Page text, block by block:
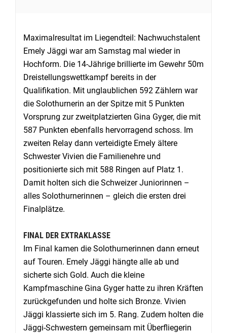
Maximalresultat im Liegendteil: Nachwuchstalent
Emely Jäggi war am Samstag mal wieder in
Hochform. Die 14-Jährige brillierte im Gewehr 50m
Dreistellungswettkampf bereits in der
Qualifikation. Mit unglaublichen 592 Zählern war
die Solothurnerin an der Spitze mit 5 Punkten
Vorsprung zur zweitplatzierten Gina Gyger, die mit
587 Punkten ebenfalls hervorragend schoss. Im
zweiten Relay dann verteidigte Emely ältere
Schwester Vivien die Familienehre und
positionierte sich mit 588 Ringen auf Platz 1.
Damit holten sich die Schweizer Juniorinnen –
alles Solothurnerinnen – gleich die ersten drei
Finalplätze.
FINAL DER EXTRAKLASSE
Im Final kamen die Solothurnerinnen dann erneut
auf Touren. Emely Jäggi hängte alle ab und
sicherte sich Gold. Auch die kleine
Kampfmaschine Gina Gyger hatte zu ihren Kräften
zurückgefunden und holte sich Bronze. Vivien
Jäggi klassierte sich im 5. Rang. Zudem holten die
Jäggi-Schwestern gemeinsam mit Überfliegerin